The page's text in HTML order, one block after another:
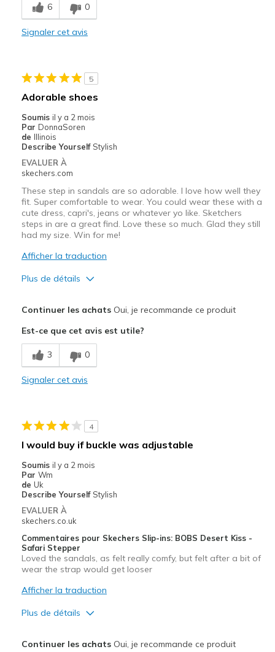
Comfortable
Les meilleures utilisations
Going Out
Special Occasions
Sizing
Feels true to size
View On Shoes
Shoes are for Wearing
6 0
Signaler cet avis
5
Adorable shoes
Soumis il y a 2 mois
Par DonnaSoren
de Illinois
Describe Yourself Stylish
EVALUER À
skechers.com
These step in sandals are so adorable. I love how well they
fit. Super comfortable to wear. You could wear these with a
cute dress, capri's, jeans or whatever yo like. Sketchers
steps in are a great find. Love these so much. Glad they still
had my size. Win for me!
Afficher la traduction
Plus de détails
Breathe Well
Comfortable
Les meilleures utilisations
Going Out
Special Occasions
Sizing
Feels true to size
View On Shoes
I'm Into Shoes
Continuer les achatsOui, je recommande ce produit
Est-ce que cet avis est utile?
3 0
Signaler cet avis
4
I would buy if buckle was adjustable
Soumis il y a 2 mois
Par Wm
de Uk
Describe Yourself Stylish
EVALUER À
skechers.co.uk
Commentaires pour Skechers Slip-ins: BOBS Desert Kiss -
Safari Stepper
Loved the sandals, as felt really comfy, but felt after a bit of
wear the strap would get looser
Afficher la traduction
Plus de détails
Continuer les achatsOui, je recommande ce produit